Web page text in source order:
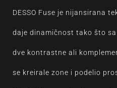
DESSO Fuse je nijansirana
daje dinamičnost tako što
dve kontrastne ali
se kreirale zone i podelio